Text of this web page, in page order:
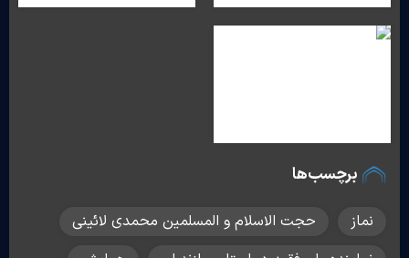
برچسب‌ها
نماز
حجت الاسلام و المسلمین محمدی لائینی